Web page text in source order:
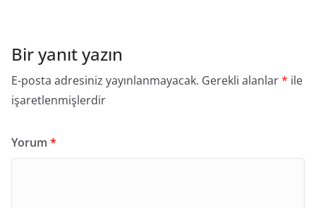
Bir yanıt yazın
E-posta adresiniz yayınlanmayacak. Gerekli alanlar* ile
işaretlenmişlerdir
Yorum *